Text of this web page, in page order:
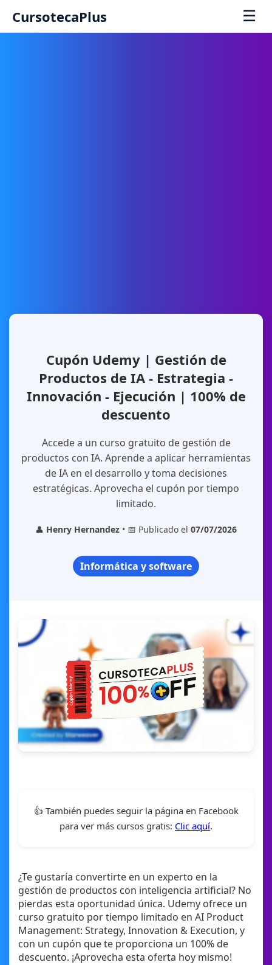
CursotecaPlus ☰
Cupón Udemy | Gestión de
Productos de IA - Estrategia -
Innovación - Ejecución | 100% de
descuento
Accede a un curso gratuito de gestión de
productos con IA. Aprende a aplicar herramientas
de IA en el desarrollo y toma decisiones
estratégicas. Aprovecha el cupón por tiempo
limitado.
👤 Henry Hernandez • 📅 Publicado el 07/07/2026
Informática y software
👍 También puedes seguir la página en Facebook
para ver más cursos gratis: Clic aquí.
¿Te gustaría convertirte en un experto en la
gestión de productos con inteligencia artificial? No
pierdas esta oportunidad única. Udemy ofrece un
curso gratuito por tiempo limitado en AI Product
Management: Strategy, Innovation & Execution, y
con un cupón que te proporciona un 100% de
descuento. ¡Aprovecha esta oferta hoy mismo!